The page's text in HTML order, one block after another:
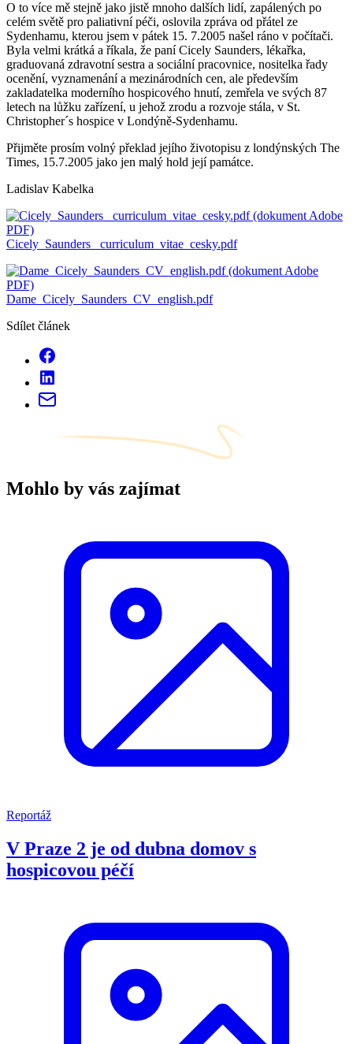
O to více mě stejně jako jistě mnoho dalších lidí, zapálených po
celém světě pro paliativní péči, oslovila zpráva od přátel ze
Sydenhamu, kterou jsem v pátek 15. 7.2005 našel ráno v počítači.
Byla velmi krátká a říkala, že paní Cicely Saunders, lékařka,
graduovaná zdravotní sestra a sociální pracovnice, nositelka řady
ocenění, vyznamenání a mezinárodních cen, ale především
zakladatelka moderního hospicového hnutí, zemřela ve svých 87
letech na lůžku zařízení, u jehož zrodu a rozvoje stála, v St.
Christopher´s hospice v Londýně-Sydenhamu.
Přijměte prosím volný překlad jejího životopisu z londýnských The
Times, 15.7.2005 jako jen malý hold její památce.
Ladislav Kabelka
Cicely_Saunders_ curriculum_vitae_cesky.pdf
Dame_Cicely_Saunders_CV_english.pdf
Sdílet článek
Mohlo by vás zajímat
Reportáž
V Praze 2 je od dubna domov s
hospicovou péčí